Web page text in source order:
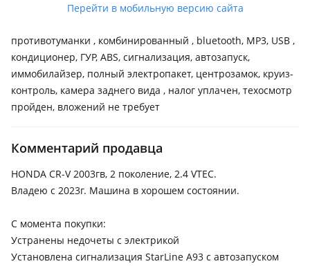
Перейти в мобильную версию сайта
противотуманки , комбинированный , bluetooth, MP3, USB ,
кондиционер, ГУР, ABS, сигнализация, автозапуск,
иммобилайзер, полный электропакет, центрозамок, круиз-
контроль, камера заднего вида , налог уплачен, техосмотр
пройден, вложений не требует
Комментарий продавца
HONDA CR-V 2003гв, 2 поколение, 2.4 VTEC.
Владею с 2023г. Машина в хорошем состоянии.
С момента покупки:
Устранены недочеты с электрикой
Установлена сигнализация StarLine A93 с автозапуском